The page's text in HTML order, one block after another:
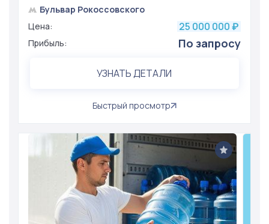
Бульвар Рокоссовского
Цена:
25 000 000 ₽
Прибыль: По запросу
УЗНАТЬ ДЕТАЛИ
Быстрый просмотр